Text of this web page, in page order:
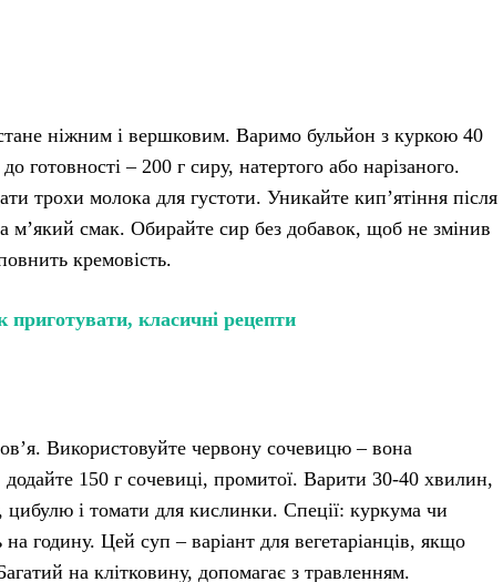
ніжним і вершковим. Варимо бульйон з куркою 40
готовності – 200 г сиру, натертого або нарізаного.
трохи молока для густоти. Уникайте кип’ятіння після
м’який смак. Обирайте сир без добавок, щоб не змінив
кремовість.
приготувати, класичні рецепти
Використовуйте червону сочевицю – вона
150 г сочевиці, промитої. Варити 30-40 хвилин,
цибулю і томати для кислинки. Спеції: куркума чи
годину. Цей суп – варіант для вегетаріанців, якщо
на клітковину, допомагає з травленням.